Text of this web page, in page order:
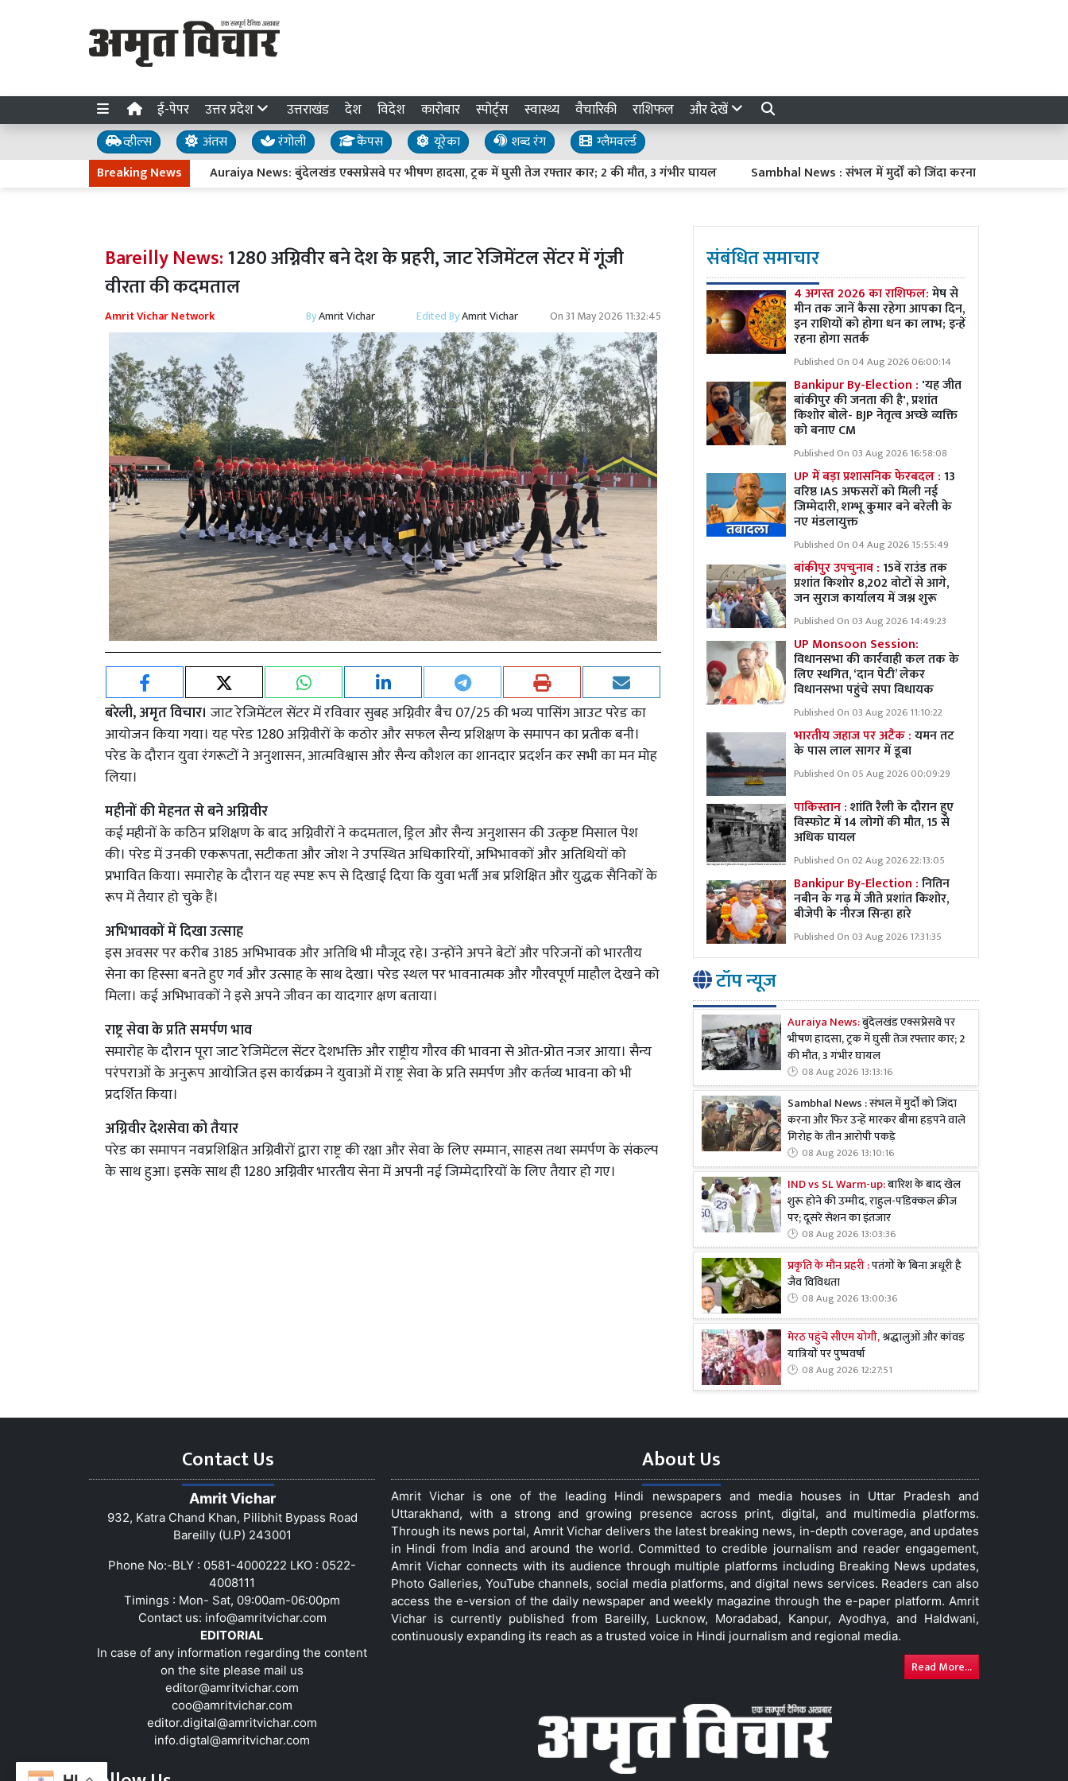
ई-पेपर उत्तर प्रदेश उत्तराखंड देश विदेश कारोबार स्पोर्ट्स स्वास्थ्य वैचारिकी राशिफल और देखें
व्हील्स अंतस रंगोली कैंपस यूरेका शब्द रंग
ग्लैमवर्ल्ड
Breaking News
Auraiya News: बुंदेलखंड एक्सप्रेसवे पर भीषण हादसा, ट्रक में घुसी तेज रफ्तार कार; 2 की मौत, 3 गंभीर घायल Sambhal News : संभल में मुर्दों को जिंदा करना और फिर उन्हें मारकर
Bareilly News:1280 अग्निवीर बने देश के प्रहरी, जाट रेजिमेंटल सेंटर में गूंजी
वीरता की कदमताल
Amrit Vichar Network ByAmrit Vichar Edited ByAmrit Vichar On31 May 2026 11:32:45
बरेली, अमृत विचार। जाट रेजिमेंटल सेंटर में रविवार सुबह अग्निवीर बैच 07/25 की भव्य पासिंग आउट परेड का
आयोजन किया गया। यह परेड 1280 अग्निवीरों के कठोर और सफल सैन्य प्रशिक्षण के समापन का प्रतीक बनी।
परेड के दौरान युवा रंगरूटों ने अनुशासन, आत्मविश्वास और सैन्य कौशल का शानदार प्रदर्शन कर सभी का मन मोह
लिया।
महीनों की मेहनत से बने अग्निवीर
कई महीनों के कठिन प्रशिक्षण के बाद अग्निवीरों ने कदमताल, ड्रिल और सैन्य अनुशासन की उत्कृष्ट मिसाल पेश
की। परेड में उनकी एकरूपता, सटीकता और जोश ने उपस्थित अधिकारियों, अभिभावकों और अतिथियों को
प्रभावित किया। समारोह के दौरान यह स्पष्ट रूप से दिखाई दिया कि युवा भर्ती अब प्रशिक्षित और युद्धक सैनिकों के
रूप में तैयार हो चुके हैं।
अभिभावकों में दिखा उत्साह
इस अवसर पर करीब 3185 अभिभावक और अतिथि भी मौजूद रहे। उन्होंने अपने बेटों और परिजनों को भारतीय
सेना का हिस्सा बनते हुए गर्व और उत्साह के साथ देखा। परेड स्थल पर भावनात्मक और गौरवपूर्ण माहौल देखने को
मिला। कई अभिभावकों ने इसे अपने जीवन का यादगार क्षण बताया।
राष्ट्र सेवा के प्रति समर्पण भाव
समारोह के दौरान पूरा जाट रेजिमेंटल सेंटर देशभक्ति और राष्ट्रीय गौरव की भावना से ओत-प्रोत नजर आया। सैन्य
परंपराओं के अनुरूप आयोजित इस कार्यक्रम ने युवाओं में राष्ट्र सेवा के प्रति समर्पण और कर्तव्य भावना को भी
प्रदर्शित किया।
अग्निवीर देशसेवा को तैयार
परेड का समापन नवप्रशिक्षित अग्निवीरों द्वारा राष्ट्र की रक्षा और सेवा के लिए सम्मान, साहस तथा समर्पण के संकल्प
के साथ हुआ। इसके साथ ही 1280 अग्निवीर भारतीय सेना में अपनी नई जिम्मेदारियों के लिए तैयार हो गए।
संबंधित समाचार
4 अगस्त 2026 का राशिफल:मेष से
मीन तक जानें कैसा रहेगा आपका दिन,
इन राशियों को होगा धन का लाभ; इन्हें
रहना होगा सतर्क
Published On 04 Aug 2026 06:00:14
Bankipur By-Election : 'यह जीत
बांकीपुर की जनता की है', प्रशांत
किशोर बोले- BJP नेतृत्व अच्छे व्यक्ति
को बनाए CM
Published On 03 Aug 2026 16:58:08
UP में बड़ा प्रशासनिक फेरबदल :13
वरिष्ठ IAS अफसरों को मिली नई
जिम्मेदारी, शम्भू कुमार बने बरेली के
नए मंडलायुक्त
Published On 04 Aug 2026 15:55:49
बांकीपुर उपचुनाव :15वें राउंड तक
प्रशांत किशोर 8,202 वोटों से आगे,
जन सुराज कार्यालय में जश्न शुरू
Published On 03 Aug 2026 14:49:23
UP Monsoon Session:
विधानसभा की कार्रवाही कल तक के
लिए स्थगित, ‘दान पेटी’ लेकर
विधानसभा पहुंचे सपा विधायक
Published On 03 Aug 2026 11:10:22
भारतीय जहाज पर अटैक :यमन तट
के पास लाल सागर में डूबा
Published On 05 Aug 2026 00:09:29
पाकिस्तान :शांति रैली के दौरान हुए
विस्फोट में 14 लोगों की मौत, 15 से
अधिक घायल
Published On 02 Aug 2026 22:13:05
Bankipur By-Election :नितिन
नबीन के गढ़ में जीते प्रशांत किशोर,
बीजेपी के नीरज सिन्हा हारे
Published On 03 Aug 2026 17:31:35
टॉप न्यूज
Auraiya News:बुंदेलखंड एक्सप्रेसवे पर
भीषण हादसा, ट्रक में घुसी तेज रफ्तार कार; 2
की मौत, 3 गंभीर घायल
08 Aug 2026 13:13:16
Sambhal News : संभल में मुर्दों को जिंदा
करना और फिर उन्हें मारकर बीमा हड़पने वाले
गिरोह के तीन आरोपी पकड़े
08 Aug 2026 13:10:16
IND vs SL Warm-up:बारिश के बाद खेल
शुरू होने की उम्मीद, राहुल-पडिक्कल क्रीज
पर; दूसरे सेशन का इंतजार
08 Aug 2026 13:03:36
प्रकृति के मौन प्रहरी :पतंगों के बिना अधूरी है
जैव विविधता
08 Aug 2026 13:00:36
मेरठ पहुंचे सीएम योगी,श्रद्धालुओं और कांवड़
यात्रियों पर पुष्पवर्षा
08 Aug 2026 12:27:51
Contact Us
Amrit Vichar
932, Katra Chand Khan, Pilibhit Bypass Road
Bareilly (U.P) 243001
Phone No:-BLY : 0581-4000222 LKO : 0522-
4008111
Timings : Mon- Sat, 09:00am-06:00pm
Contact us: info@amritvichar.com
EDITORIAL
In case of any information regarding the content
on the site please mail us
editor@amritvichar.com
coo@amritvichar.com
editor.digital@amritvichar.com
info.digtal@amritvichar.com
About Us
Amrit Vichar is one of the leading Hindi newspapers and media houses in Uttar Pradesh and
Uttarakhand, with a strong and growing presence across print, digital, and multimedia platforms.
Through its news portal, Amrit Vichar delivers the latest breaking news, in-depth coverage, and updates
in Hindi from India and around the world. Committed to credible journalism and reader engagement,
Amrit Vichar connects with its audience through multiple platforms including Breaking News updates,
Photo Galleries, YouTube channels, social media platforms, and digital news services. Readers can also
access the e-version of the daily newspaper and weekly magazine through the e-paper platform. Amrit
Vichar is currently published from Bareilly, Lucknow, Moradabad, Kanpur, Ayodhya, and Haldwani,
continuously expanding its reach as a trusted voice in Hindi journalism and regional media.
Read More...